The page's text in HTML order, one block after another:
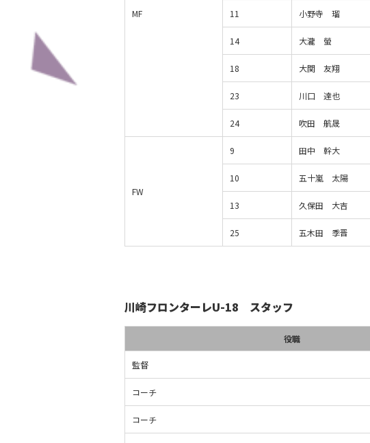
MF 11 小野寺 瑠
14 大瀧 螢
18 大関 友翔
23 川口 達也
24 吹田 航晟
FW
9 田中 幹大
10 五十嵐 太陽
13 久保田 大吉
25 五木田 季晋
川崎フロンターレU-18 スタッフ
役職
監督
コーチ
コーチ